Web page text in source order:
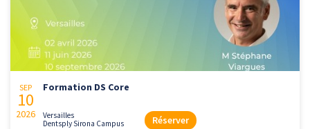
SEP
10
2026
Formation DS Core
Versailles
Dentsply Sirona Campus
Réserver